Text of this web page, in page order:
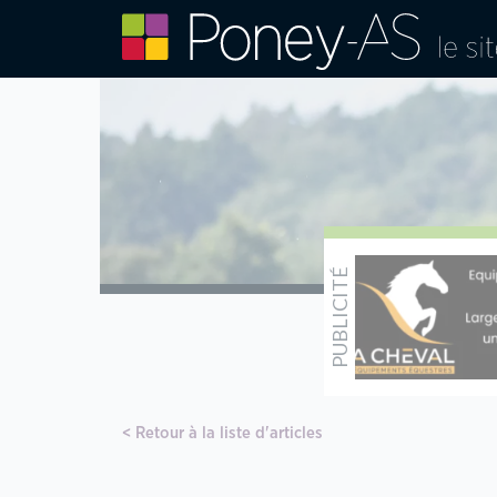
Retour à la liste d'articles